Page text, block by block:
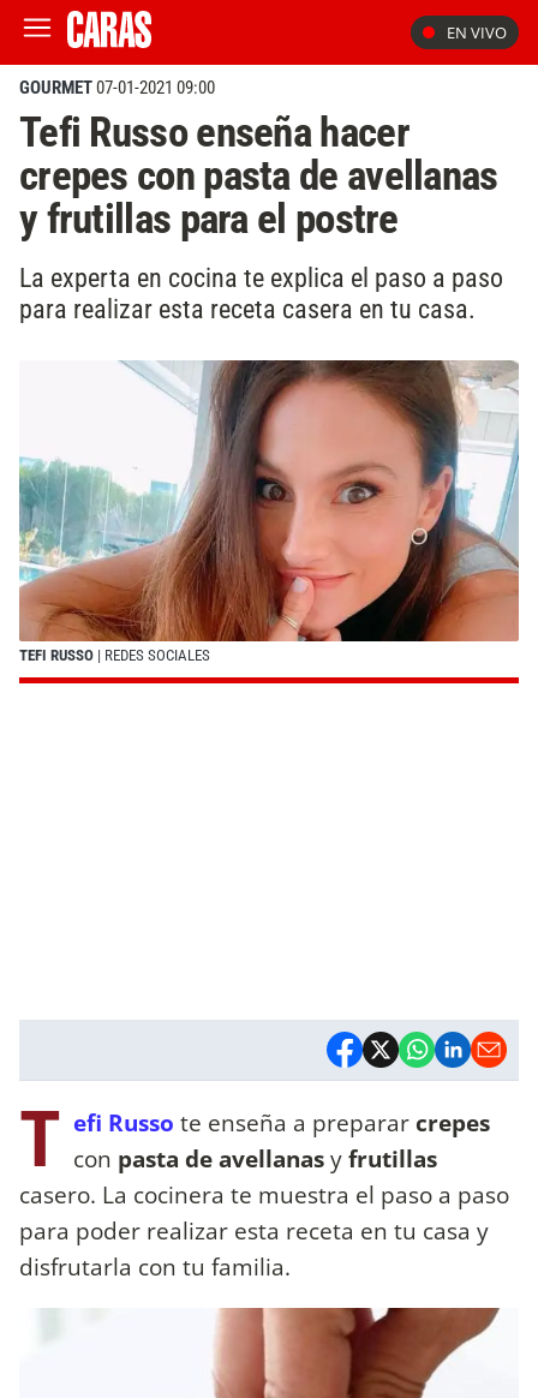
EN VIVO
GOURMET07-01-2021 09:00
Tefi Russo enseña hacer
crepes con pasta de avellanas
y frutillas para el postre
La experta en cocina te explica el paso a paso
para realizar esta receta casera en tu casa.
TEFI RUSSO | REDES SOCIALES
T efi Russo te enseña a preparar crepes
con pasta de avellanasyfrutillas
casero. La cocinera te muestra el paso a paso
para poder realizar esta receta en tu casa y
disfrutarla con tu familia.